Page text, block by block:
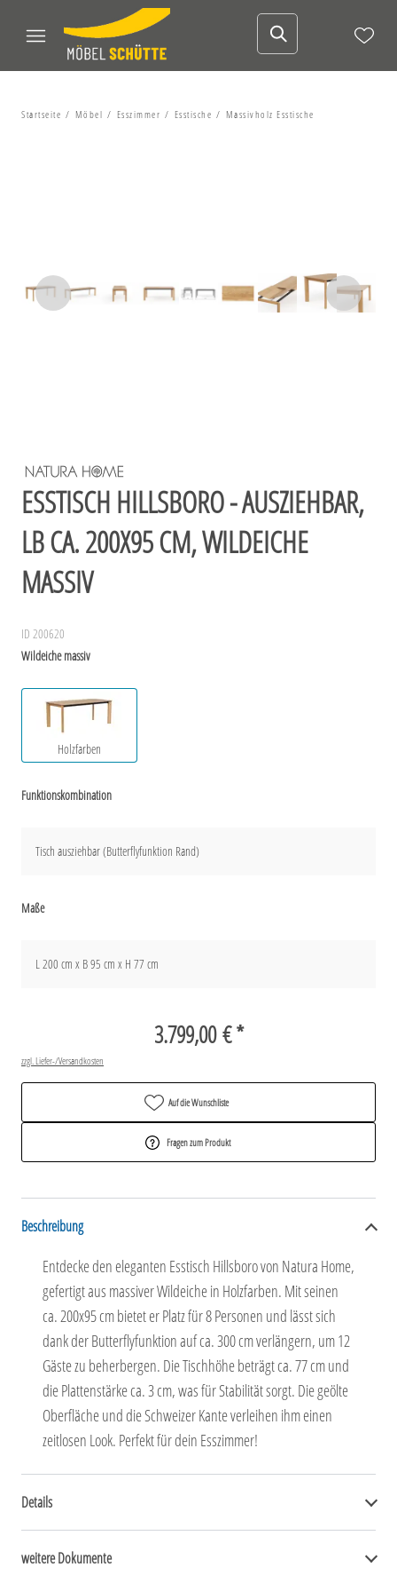
Startseite Möbel Esszimmer Esstische Massivholz Esstische
ESSTISCH HILLSBORO - AUSZIEHBAR,
LB CA. 200X95 CM, WILDEICHE
MASSIV
ID 200620
Wildeiche massiv
Holzfarben
Funktionskombination
Tisch ausziehbar (Butterflyfunktion Rand)
Maße
L 200 cm x B 95 cm x H 77 cm
3.799,00 € *
zzgl. Liefer-/Versandkosten
Auf die Wunschliste
Fragen zum Produkt
Beschreibung
Entdecke den eleganten Esstisch Hillsboro von Natura Home,
gefertigt aus massiver Wildeiche in Holzfarben. Mit seinen
ca. 200x95 cm bietet er Platz für 8 Personen und lässt sich
dank der Butterflyfunktion auf ca. 300 cm verlängern, um 12
Gäste zu beherbergen. Die Tischhöhe beträgt ca. 77 cm und
die Plattenstärke ca. 3 cm, was für Stabilität sorgt. Die geölte
Oberfläche und die Schweizer Kante verleihen ihm einen
zeitlosen Look. Perfekt für dein Esszimmer!
Details
weitere Dokumente